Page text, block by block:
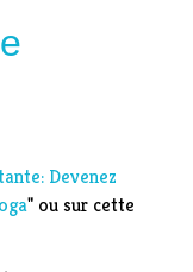
Devenez
" ou sur cette